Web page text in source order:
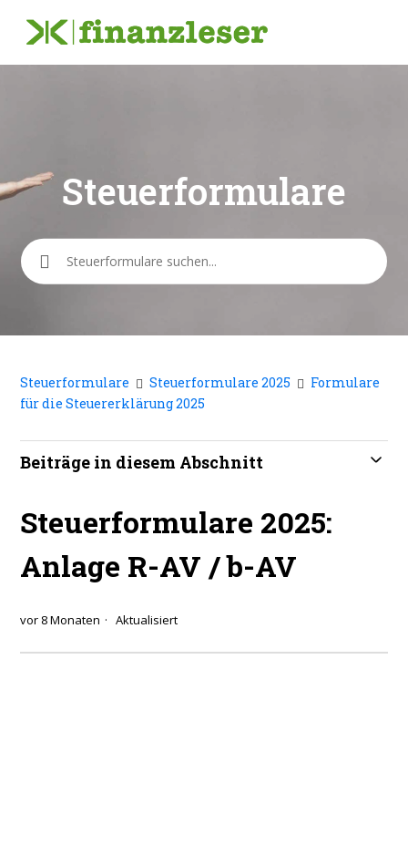
Steuerformulare
Suche
Steuerformulare Steuerformulare 2025
Formulare
für die Steuererklärung 2025
Beiträge in diesem Abschnitt
Steuerformulare 2025:
Anlage R-AV / b-AV
vor 8 Monaten Aktualisiert